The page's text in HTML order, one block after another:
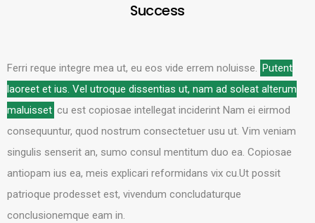
Success
Ferri reque integre mea ut, eu eos vide errem noluisse. Putent
laoreet et ius. Vel utroque dissentias ut, nam ad soleat alterum
maluisset cu est copiosae intellegat inciderint Nam ei eirmod
consequuntur, quod nostrum consectetuer usu ut. Vim veniam
singulis senserit an, sumo consul mentitum duo ea. Copiosae
antiopam ius ea, meis explicari reformidans vix cu.Ut possit
patrioque prodesset est, vivendum concludaturque
conclusionemque eam in.